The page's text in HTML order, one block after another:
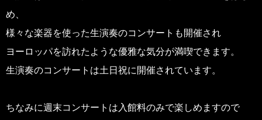
め、
様々な楽器を使った生演奏のコンサートも開催され
ヨーロッパを訪れたような優雅な気分が満喫できます。
生演奏のコンサートは土日祝に開催されています。
ちなみに週末コンサートは入館料のみで楽しめますので